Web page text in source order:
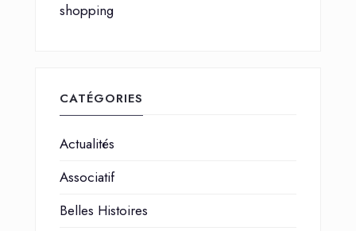
shopping
CATÉGORIES
Actualités
Associatif
Belles Histoires